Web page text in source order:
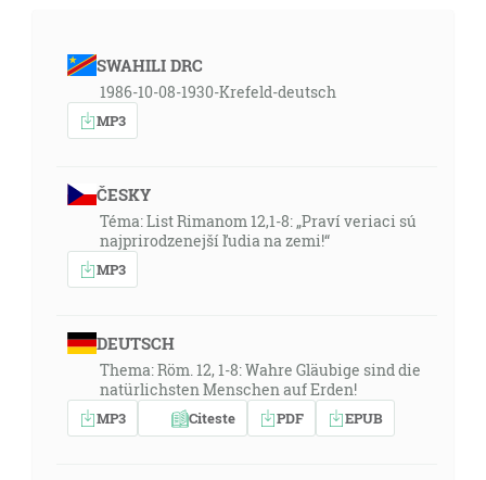
SWAHILI DRC
1986-10-08-1930-Krefeld-deutsch
MP3
ČESKY
Téma: List Rimanom 12,1-8: „Praví veriaci sú
najprirodzenejší ľudia na zemi!“
MP3
DEUTSCH
Thema: Röm. 12, 1-8: Wahre Gläubige sind die
natürlichsten Menschen auf Erden!
MP3 Citeste PDF EPUB